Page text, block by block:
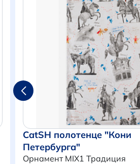
CatSH полотенце "Кони
Петербурга"
Орнамент MIX1 Традиция